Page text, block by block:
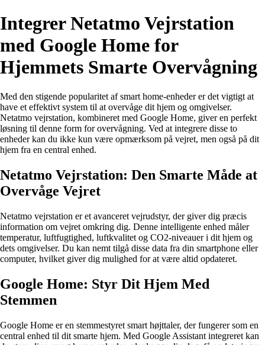
Integrer Netatmo Vejrstation
med Google Home for
Hjemmets Smarte Overvågning
Med den stigende popularitet af smart home-enheder er det vigtigt at
have et effektivt system til at overvåge dit hjem og omgivelser.
Netatmo vejrstation, kombineret med Google Home, giver en perfekt
løsning til denne form for overvågning. Ved at integrere disse to
enheder kan du ikke kun være opmærksom på vejret, men også på dit
hjem fra en central enhed.
Netatmo Vejrstation: Den Smarte Måde at
Overvåge Vejret
Netatmo vejrstation er et avanceret vejrudstyr, der giver dig præcis
information om vejret omkring dig. Denne intelligente enhed måler
temperatur, luftfugtighed, luftkvalitet og CO2-niveauer i dit hjem og
dets omgivelser. Du kan nemt tilgå disse data fra din smartphone eller
computer, hvilket giver dig mulighed for at være altid opdateret.
Google Home: Styr Dit Hjem Med
Stemmen
Google Home er en stemmestyret smart højttaler, der fungerer som en
central enhed til dit smarte hjem. Med Google Assistant integreret kan